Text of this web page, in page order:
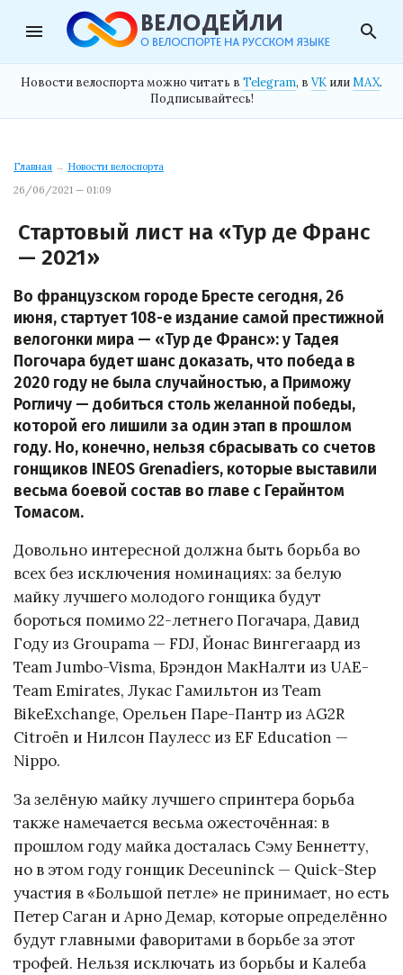
menu search
Новости велоспорта можно читать в Telegram, в VK илиMAX.
Подписывайтесь!
Главная → Новости велоспорта
26/06/2021 — 01:09
Стартовый лист на «Тур де Франс
— 2021»
Во французском городе Бресте сегодня, 26
июня, стартует 108-е издание самой престижной
велогонки мира — «Тур де Франс»: у Тадея
Погочара будет шанс доказать, что победа в
2020 году не была случайностью, а Приможу
Рогличу — добиться столь желанной победы,
которой его лишили за один этап в прошлом
году. Но, конечно, нельзя сбрасывать со счетов
гонщиков INEOS Grenadiers, которые выставили
весьма боевой состав во главе с Герайнтом
Томасом.
Довольно интересной должна быть борьба во
всех без исключения номинациях: за белую
майку лучшего молодого гонщика будут
бороться помимо 22-летнего Погачара, Давид
Году из Groupama — FDJ, Йонас Вингегаард из
Team Jumbo-Visma, Брэндон МакНалти из UAE-
Team Emirates, Лукас Гамильтон из Team
BikeExchange, Орельен Паре-Пантр из AG2R
Citroën и Нилсон Паулесс из EF Education —
Nippo.
За зелёную майку лучшего спринтера борьба
также намечается весьма ожесточённая: в
прошлом году майка досталась Сэму Беннетту,
но в этом году гонщик Deceuninck — Quick-Step
участия в «Большой петле» не принимает, но есть
Петер Саган и Арно Демар, которые определённо
будут главными фаворитами в борьбе за этот
трофей. Нельзя исключать из борьбы и Калеба